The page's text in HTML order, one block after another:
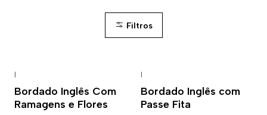
Filtros
|
Bordado Inglês Com
Ramagens e Flores
|
Bordado Inglês com
Passe Fita